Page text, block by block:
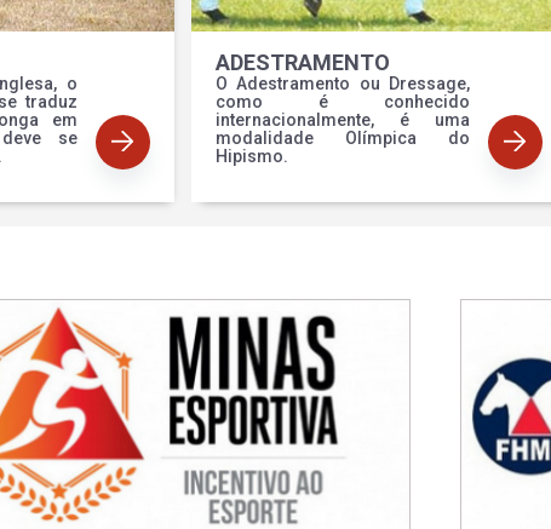
o
traduz
em
se
ADESTRAMENTO
O Adestramento ou Dressage,
como é conhecido
internacionalmente, é uma
modalidade Olímpica do
Hipismo.